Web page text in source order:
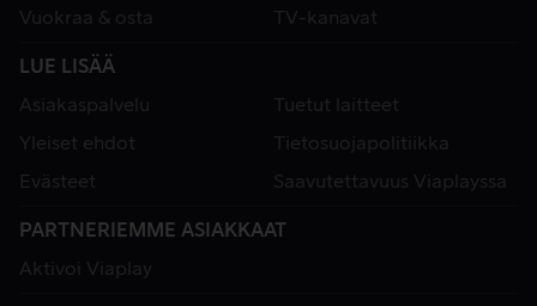
Vuokraa & osta
TV-kanavat
LUE LISÄÄ
Asiakaspalvelu
Tuetut laitteet
Yleiset ehdot
Tietosuojapolitiikka
Evästeet
Saavutettavuus Viaplayssa
PARTNERIEMME ASIAKKAAT
Aktivoi Viaplay